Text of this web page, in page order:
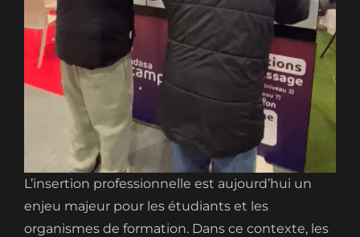
L’insertion professionnelle est aujourd’hui un
enjeu majeur pour les étudiants et les
organismes de formation. Dans ce contexte, les